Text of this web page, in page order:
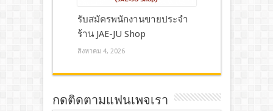
รับสมัครพนักงานขายประจำ
ร้าน JAE-JU Shop
สิงหาคม 4, 2026
กดติดตามแฟนเพจเรา